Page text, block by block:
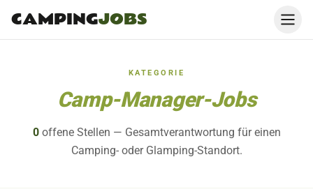
CAMPINGJOBS
KATEGORIE
Camp-Manager-Jobs
0offene Stellen — Gesamtverantwortung für einen
Camping- oder Glamping-Standort.